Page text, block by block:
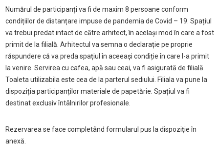
Numărul de participanți va fi de maxim 8 persoane conform
condițiilor de distanțare impuse de pandemia de Covid – 19. Spațiul
va trebui predat intact de către arhitect, în același mod în care a fost
primit de la filială. Arhitectul va semna o declarație pe proprie
răspundere că va preda spațiul în aceeași condiție în care l-a primit
la venire. Servirea cu cafea, apă sau ceai, va fi asigurată de filială.
Toaleta utilizabila este cea de la parterul sediului. Filiala va pune la
dispoziția participanților materiale de papetărie. Spațiul va fi
destinat exclusiv întâlnirilor profesionale.
Rezervarea se face completând formularul pus la dispoziție în
anexă.